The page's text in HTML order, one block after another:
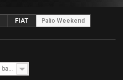
FIAT Palio Weekend
Referencia: más bajo primero